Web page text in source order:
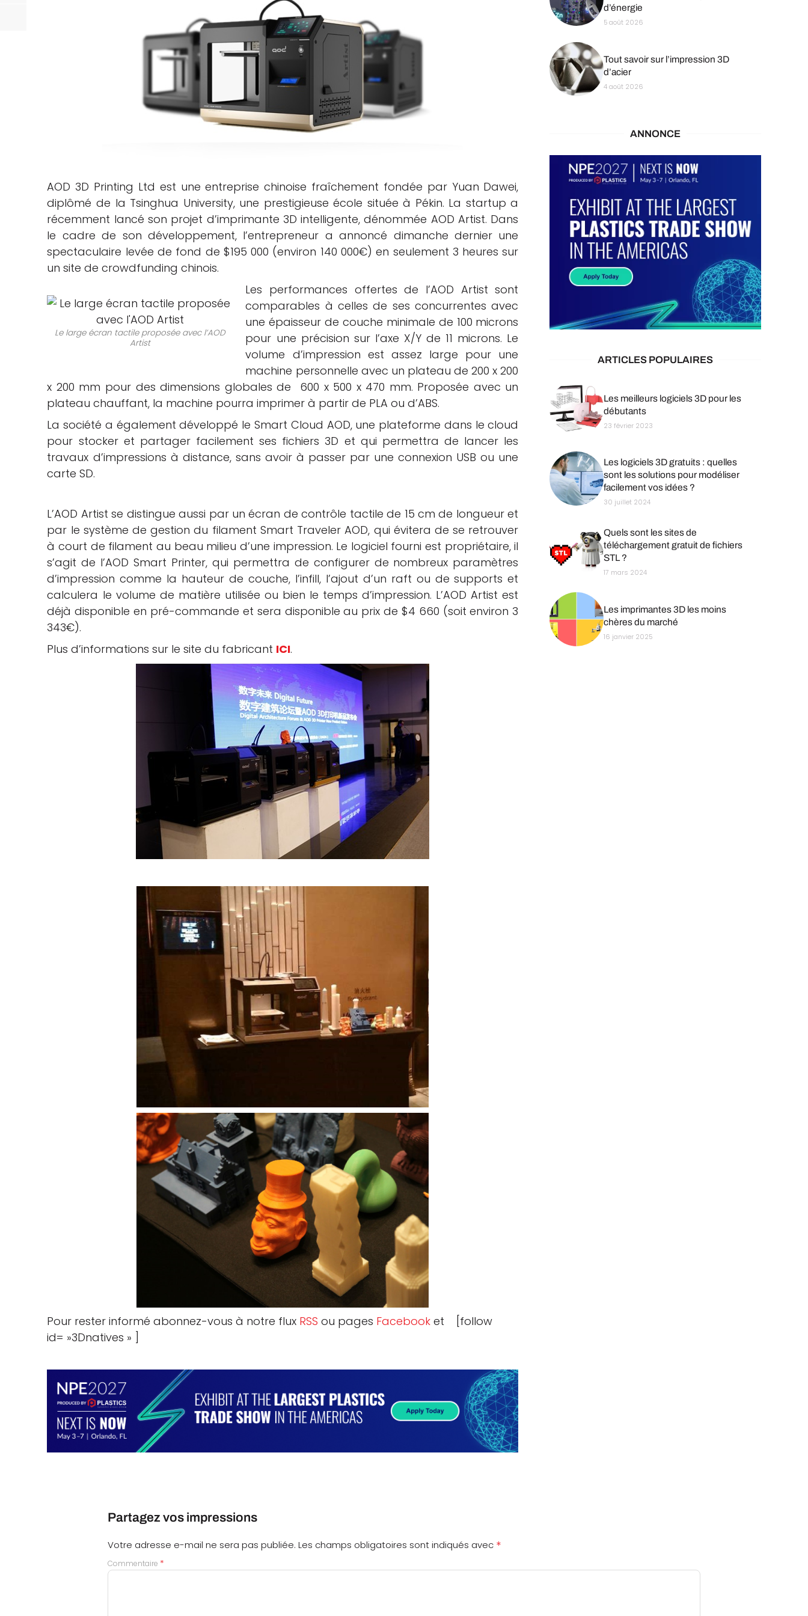
Logiciels 3D
Matériaux
Scanners 3D
Vidéos
AOD 3D Printing Ltd est une entreprise chinoise fraîchement fondée par Yuan Dawei,
diplômé de la Tsinghua University, une prestigieuse école située à Pékin. La startup a
récemment lancé son projet d’imprimante 3D intelligente, dénommée AOD Artist. Dans
le cadre de son développement, l’entrepreneur a annoncé dimanche dernier une
spectaculaire levée de fond de $195 000 (environ 140 000€) en seulement 3 heures sur
un site de crowdfunding chinois.
Le large écran tactile proposée avec l’AOD
Artist
Les performances offertes de l’AOD Artist sont
comparables à celles de ses concurrentes avec
une épaisseur de couche minimale de 100 microns
pour une précision sur l’axe X/Y de 11 microns. Le
volume d’impression est assez large pour une
machine personnelle avec un plateau de 200 x 200
x 200 mm pour des dimensions globales de 600 x 500 x 470 mm. Proposée avec un
plateau chauffant, la machine pourra imprimer à partir de PLA ou d’ABS.
La société a également développé le Smart Cloud AOD, une plateforme dans le cloud
pour stocker et partager facilement ses fichiers 3D et qui permettra de lancer les
travaux d’impressions à distance, sans avoir à passer par une connexion USB ou une
carte SD.
L’AOD Artist se distingue aussi par un écran de contrôle tactile de 15 cm de longueur et
par le système de gestion du filament Smart Traveler AOD, qui évitera de se retrouver
à court de filament au beau milieu d’une impression. Le logiciel fourni est propriétaire, il
s’agit de l’AOD Smart Printer, qui permettra de configurer de nombreux paramètres
d’impression comme la hauteur de couche, l’infill, l’ajout d’un raft ou de supports et
calculera le volume de matière utilisée ou bien le temps d’impression. L’AOD Artist est
déjà disponible en pré-commande et sera disponible au prix de $4 660 (soit environ 3
343€).
Plus d’informations sur le site du fabricant ICI.
Pour rester informé abonnez-vous à notre flux RSS ou pages Facebook et [follow
id= »3Dnatives » ]
d’énergie
5 août 2026
Tout savoir sur l’impression 3D
d’acier
4 août 2026
ANNONCE
ARTICLES POPULAIRES
Les meilleurs logiciels 3D pour les
débutants
23 février 2023
Les logiciels 3D gratuits : quelles
sont les solutions pour modéliser
facilement vos idées ?
30 juillet 2024
Quels sont les sites de
téléchargement gratuit de fichiers
STL ?
17 mars 2024
Les imprimantes 3D les moins
chères du marché
16 janvier 2025
Partagez vos impressions
Votre adresse e-mail ne sera pas publiée. Les champs obligatoires sont indiqués avec *
Commentaire *